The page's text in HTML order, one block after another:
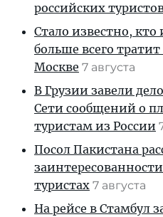
российских
Стало известно, кто
больше всего
Москве 7 августа
В Грузии завели
Сети сообщений о
туристам из России
Посол Пакистана
туристах 7 августа
На рейсе в Стамбул